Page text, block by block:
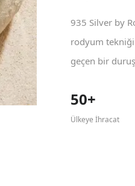
935 Silver by
rodyum
geçen bir
50+
Ülkeye İhracat